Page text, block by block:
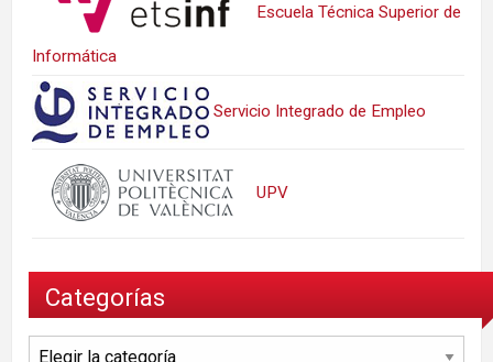
Escuela Técnica Superior de
Informática
Servicio Integrado de Empleo
UPV
Categorías
Categorías